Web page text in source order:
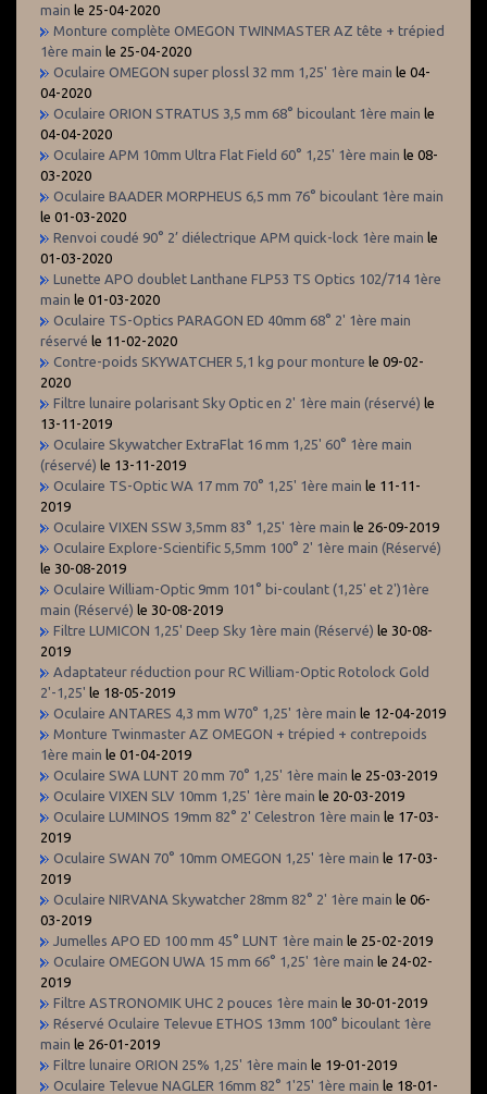
main le 25-04-2020
Monture complète OMEGON TWINMASTER AZ tête + trépied
1ère main le 25-04-2020
Oculaire OMEGON super plossl 32 mm 1,25' 1ère main le 04-
04-2020
Oculaire ORION STRATUS 3,5 mm 68° bicoulant 1ère main le
04-04-2020
Oculaire APM 10mm Ultra Flat Field 60° 1,25' 1ère main le 08-
03-2020
Oculaire BAADER MORPHEUS 6,5 mm 76° bicoulant 1ère main
le 01-03-2020
Renvoi coudé 90° 2’ diélectrique APM quick-lock 1ère main le
01-03-2020
Lunette APO doublet Lanthane FLP53 TS Optics 102/714 1ère
main le 01-03-2020
Oculaire TS-Optics PARAGON ED 40mm 68° 2' 1ère main
réservé le 11-02-2020
Contre-poids SKYWATCHER 5,1 kg pour monture le 09-02-
2020
Filtre lunaire polarisant Sky Optic en 2' 1ère main (réservé) le
13-11-2019
Oculaire Skywatcher ExtraFlat 16 mm 1,25' 60° 1ère main
(réservé) le 13-11-2019
Oculaire TS-Optic WA 17 mm 70° 1,25' 1ère main le 11-11-
2019
Oculaire VIXEN SSW 3,5mm 83° 1,25' 1ère main le 26-09-2019
Oculaire Explore-Scientific 5,5mm 100° 2' 1ère main (Réservé)
le 30-08-2019
Oculaire William-Optic 9mm 101° bi-coulant (1,25' et 2')1ère
main (Réservé) le 30-08-2019
Filtre LUMICON 1,25' Deep Sky 1ère main (Réservé) le 30-08-
2019
Adaptateur réduction pour RC William-Optic Rotolock Gold
2'-1,25' le 18-05-2019
Oculaire ANTARES 4,3 mm W70° 1,25' 1ère main le 12-04-2019
Monture Twinmaster AZ OMEGON + trépied + contrepoids
1ère main le 01-04-2019
Oculaire SWA LUNT 20 mm 70° 1,25' 1ère main le 25-03-2019
Oculaire VIXEN SLV 10mm 1,25' 1ère main le 20-03-2019
Oculaire LUMINOS 19mm 82° 2' Celestron 1ère main le 17-03-
2019
Oculaire SWAN 70° 10mm OMEGON 1,25' 1ère main le 17-03-
2019
Oculaire NIRVANA Skywatcher 28mm 82° 2' 1ère main le 06-
03-2019
Jumelles APO ED 100 mm 45° LUNT 1ère main le 25-02-2019
Oculaire OMEGON UWA 15 mm 66° 1,25' 1ère main le 24-02-
2019
Filtre ASTRONOMIK UHC 2 pouces 1ère main le 30-01-2019
Réservé Oculaire Televue ETHOS 13mm 100° bicoulant 1ère
main le 26-01-2019
Filtre lunaire ORION 25% 1,25' 1ère main le 19-01-2019
Oculaire Televue NAGLER 16mm 82° 1'25' 1ère main le 18-01-